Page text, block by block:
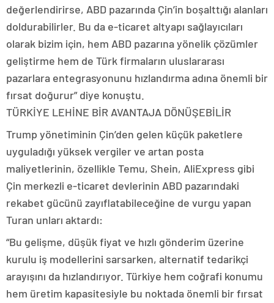
değerlendirirse, ABD pazarında Çin’in boşalttığı alanları
doldurabilirler. Bu da e-ticaret altyapı sağlayıcıları
olarak bizim için, hem ABD pazarına yönelik çözümler
geliştirme hem de Türk firmaların uluslararası
pazarlara entegrasyonunu hızlandırma adına önemli bir
fırsat doğurur” diye konuştu.
TÜRKİYE LEHİNE BİR AVANTAJA DÖNÜŞEBİLİR
Trump yönetiminin Çin’den gelen küçük paketlere
uyguladığı yüksek vergiler ve artan posta
maliyetlerinin, özellikle Temu, Shein, AliExpress gibi
Çin merkezli e-ticaret devlerinin ABD pazarındaki
rekabet gücünü zayıflatabileceğine de vurgu yapan
Turan unları aktardı:
“Bu gelişme, düşük fiyat ve hızlı gönderim üzerine
kurulu iş modellerini sarsarken, alternatif tedarikçi
arayışını da hızlandırıyor. Türkiye hem coğrafi konumu
hem üretim kapasitesiyle bu noktada önemli bir fırsat